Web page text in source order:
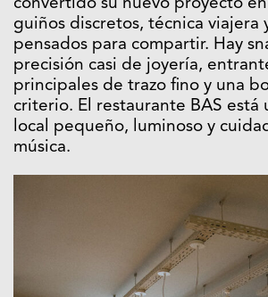
convertido su nuevo proyecto
guiños discretos, técnica viajera
pensados para compartir. Hay
precisión casi de joyería,
principales de trazo fino y una
criterio. El restaurante BAS está
local pequeño, luminoso y
música.